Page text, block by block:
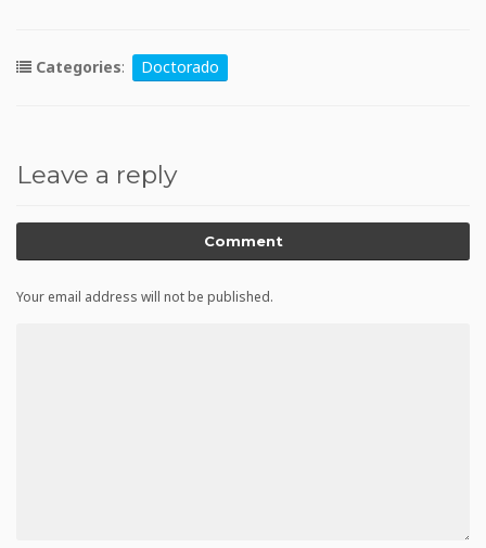
Categories: Doctorado
Leave a reply
Comment
Your email address will not be published.